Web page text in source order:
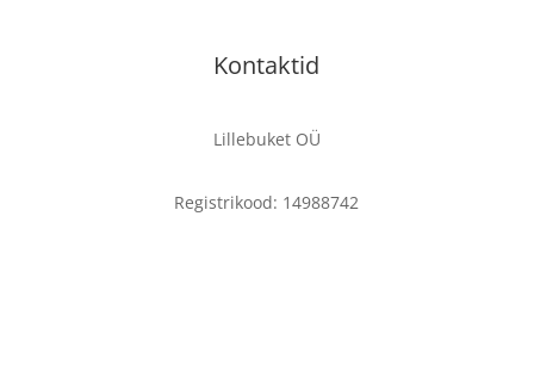
Kontaktid
Lillebuket OÜ
Registrikood: 14988742